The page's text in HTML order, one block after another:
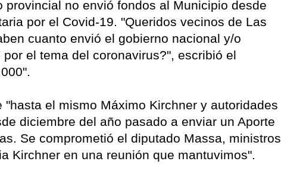
no envió fondos al Municipio desde
por el Covid-19. "Queridos vecinos de Las
cuanto envió el gobierno nacional y/o
el tema del coronavirus?", escribió el
el mismo Máximo Kirchner y autoridades
diciembre del año pasado a enviar un Aporte
Se comprometió el diputado Massa, ministros
Kirchner en una reunión que mantuvimos".